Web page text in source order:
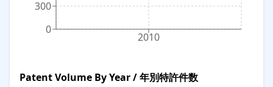
2010
0
300
Patent Volume By Year / 年別特許件数